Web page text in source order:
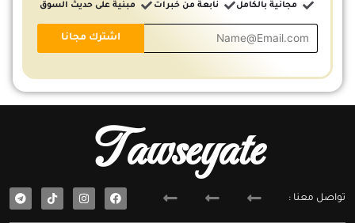
مجانية بالكامل نابعة من خبرات مبنية على حديث السوق
Tawseyate
تواصل معنا :
F
a
T
e